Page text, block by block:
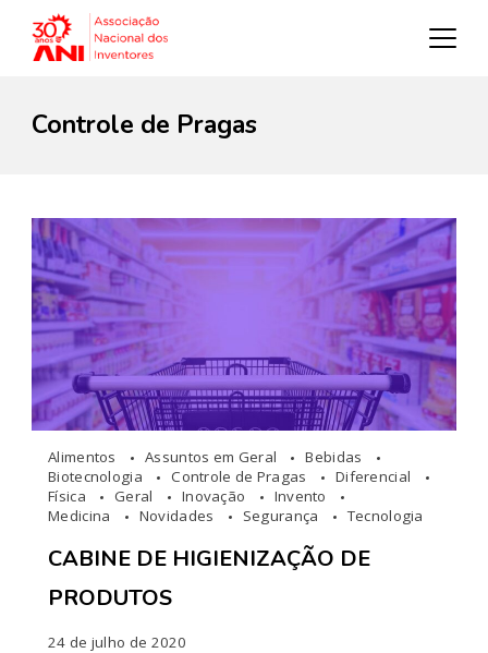
Controle de Pragas
Alimentos Assuntos em Geral
Bebidas
Biotecnologia
Controle de Pragas
Diferencial
Física
Geral Inovação
Invento
Medicina
Novidades Segurança Tecnologia
CABINE DE HIGIENIZAÇÃO DE
PRODUTOS
24 de julho de 2020